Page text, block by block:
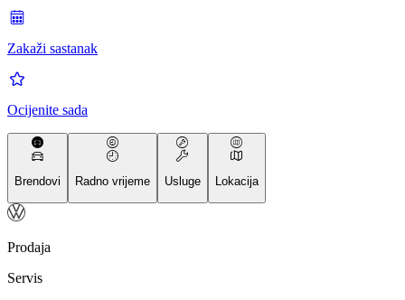
Zakaži sastanak
Ocijenite sada
Brendovi Radno vrijeme Usluge Lokacija
Prodaja
Servis